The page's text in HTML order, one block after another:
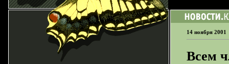
14 ноября 2001
Всем